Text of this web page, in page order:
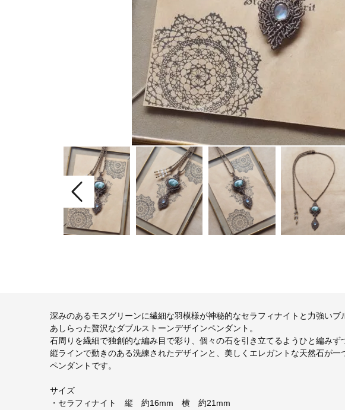
深みのあるモスグリーンに繊細な羽模様が神秘的なセラフィナイトと力強い
あしらった贅沢なダブルストーンデザインペンダント。
石周りを繊細で独創的な編み目で彩り、個々の石を引き立てるようひと編みず
縦ラインで動きのある洗練されたデザインと、美しくエレガントな天然石が
ペンダントです。
サイズ
・セラフィナイト 縦 約16mm 横 約21mm